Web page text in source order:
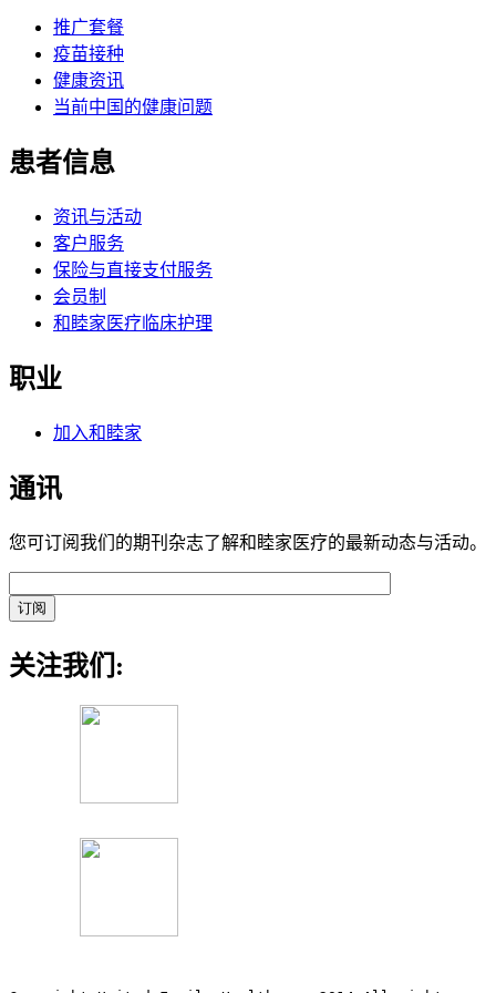
推广套餐
疫苗接种
健康资讯
当前中国的健康问题
患者信息
资讯与活动
客户服务
保险与直接支付服务
会员制
和睦家医疗临床护理
职业
加入和睦家
通讯
您可订阅我们的期刊杂志了解和睦家医疗的最新动态与活动。
关注我们: